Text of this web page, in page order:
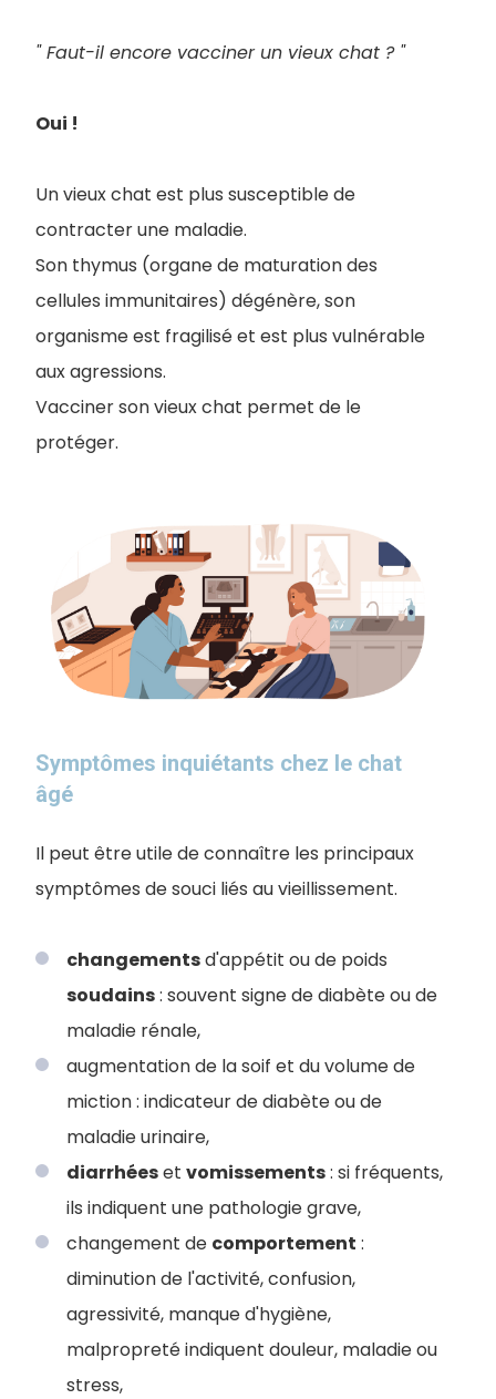
" Faut-il encore vacciner un vieux chat ? "
Oui !
Un vieux chat est plus susceptible de
contracter une maladie.
Son thymus (organe de maturation des
cellules immunitaires) dégénère, son
organisme est fragilisé et est plus vulnérable
aux agressions.
Vacciner son vieux chat permet de le
protéger.
Symptômes inquiétants chez le chat
âgé
Il peut être utile de connaître les principaux
symptômes de souci liés au vieillissement.
changementsd'appétit ou de poids
soudains: souvent signe de diabète ou de
maladie rénale,
augmentation de la soif et du volume de
miction : indicateur de diabète ou de
maladie urinaire,
diarrhéeset vomissements: si fréquents,
ils indiquent une pathologie grave,
changement de comportement :
diminution de l'activité, confusion,
agressivité, manque d'hygiène,
malpropreté indiquent douleur, maladie ou
stress,